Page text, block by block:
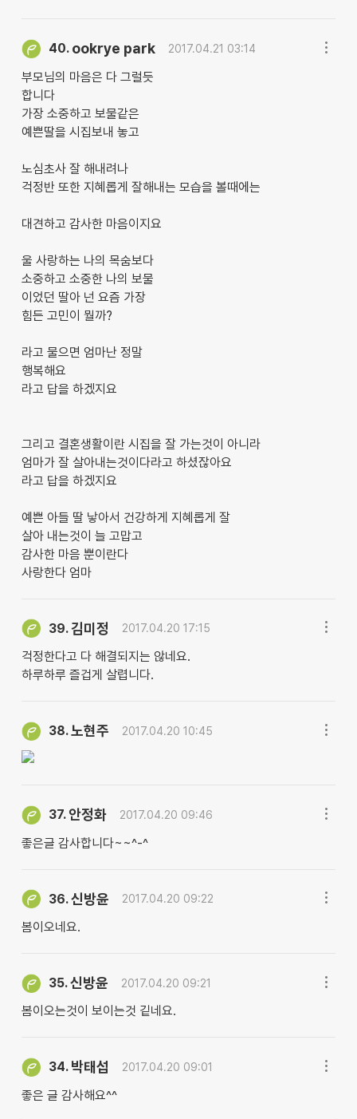
40. ookrye park 2017.04.21 03:14
부모님의 마음은 다 그럴듯
합니다
가장 소중하고 보물같은
예쁜딸을 시집보내 놓고
노심초사 잘 해내려나
걱정반 또한 지혜롭게 잘해내는 모습을 볼때에는
대견하고 감사한 마음이지요
울 사랑하는 나의 목숨보다
소중하고 소중한 나의 보물
이었던 딸아 넌 요즘 가장
힘든 고민이 뭘까?
라고 물으면 엄마난 정말
행복해요
라고 답을 하겠지요
그리고 결혼생활이란 시집을 잘 가는것이 아니라
엄마가 잘 살아내는것이다라고 하셨잖아요
라고 답을 하겠지요
예쁜 아들 딸 낳아서 건강하게 지혜롭게 잘
살아 내는것이 늘 고맙고
감사한 마음 뿐이란다
사랑한다 엄마
39.김미정 2017.04.20 17:15
걱정한다고 다 해결되지는 않네요.
하루하루 즐겁게 살렵니다.
38.노현주 2017.04.20 10:45
37.안정화 2017.04.20 09:46
좋은글 감사합니다~~^-^
36.신방윤 2017.04.20 09:22
봄이오네요.
35.신방윤 2017.04.20 09:21
봄이오는것이 보이는것 깉네요.
34. 박태섭 2017.04.20 09:01
좋은 글 감사해요^^